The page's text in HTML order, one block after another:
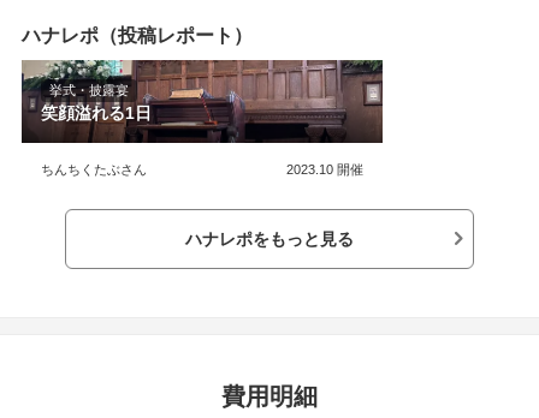
ハナレポ（投稿レポート）
挙式・披露宴
笑顔溢れる1日
ちんちくたぶさん 2023.10 開催
ハナレポをもっと見る
費用明細